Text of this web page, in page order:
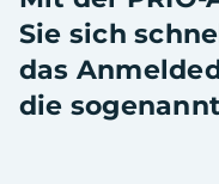
Sie sich
das
die